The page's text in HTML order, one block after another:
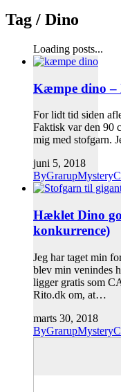
Tag / Dino
Loading posts...
Kæmpe dino –
For lidt tid siden
Faktisk var den 90
mig med stofgarn.
juni 5, 2018
Hæklet Dino
konkurrence)
Jeg har taget min
blev min venindes
ligger gratis som
Rito.dk om, at…
marts 30, 2018